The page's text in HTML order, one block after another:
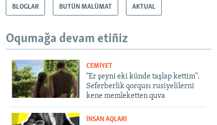
BLOGLAR BUTÜN MALÜMAT AKTUAL
Oqumağa devam etiñiz
CEMİYET
"Er şeyni eki künde taşlap kettim".
Seferberlik qorqusı rusiyelilerni
kene memleketten quva
İNSAN AQLARI